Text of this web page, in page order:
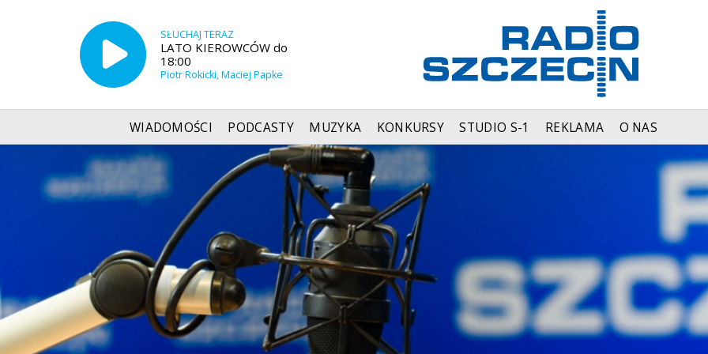
SŁUCHAJ TERAZ
LATO KIEROWCÓW do
18:00
Piotr Rokicki, Maciej Papke
WIADOMOŚCI PODCASTY MUZYKA KONKURSY STUDIO S-1 REKLAMA O NAS